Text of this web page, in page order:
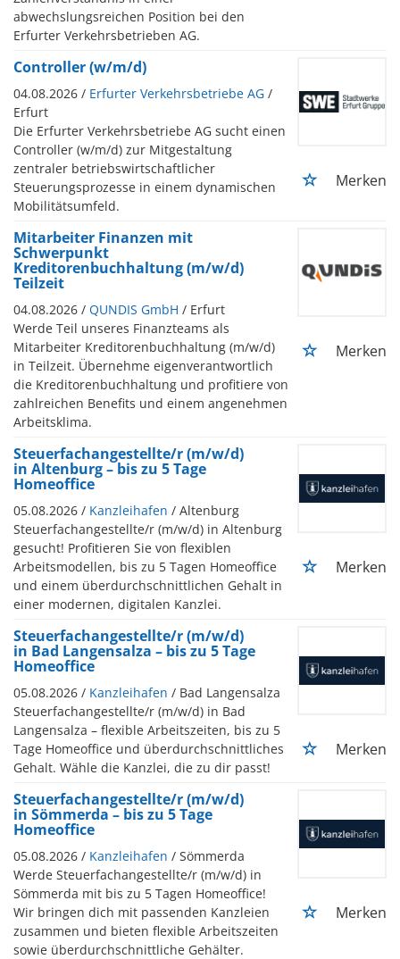
abwechslungsreichen Position bei den
Erfurter Verkehrsbetrieben AG.
Controller (w/m/d)
04.08.2026 / Erfurter Verkehrsbetriebe AG /
Erfurt
Die Erfurter Verkehrsbetriebe AG sucht einen
Controller (w/m/d) zur Mitgestaltung
zentraler betriebswirtschaftlicher
Steuerungsprozesse in einem dynamischen
Mobilitätsumfeld.
Merken
Mitarbeiter Finanzen mit
Schwerpunkt
Kreditorenbuchhaltung (m/w/d)
Teilzeit
04.08.2026 / QUNDIS GmbH / Erfurt
Werde Teil unseres Finanzteams als
Mitarbeiter Kreditorenbuchhaltung (m/w/d)
in Teilzeit. Übernehme eigenverantwortlich
die Kreditorenbuchhaltung und profitiere von
zahlreichen Benefits und einem angenehmen
Arbeitsklima.
Merken
Steuerfachangestellte/r (m/w/d)
in Altenburg – bis zu 5 Tage
Homeoffice
05.08.2026 / Kanzleihafen / Altenburg
Steuerfachangestellte/r (m/w/d) in Altenburg
gesucht! Profitieren Sie von flexiblen
Arbeitsmodellen, bis zu 5 Tagen Homeoffice
und einem überdurchschnittlichen Gehalt in
einer modernen, digitalen Kanzlei.
Merken
Steuerfachangestellte/r (m/w/d)
in Bad Langensalza – bis zu 5 Tage
Homeoffice
05.08.2026 / Kanzleihafen / Bad Langensalza
Steuerfachangestellte/r (m/w/d) in Bad
Langensalza – flexible Arbeitszeiten, bis zu 5
Tage Homeoffice und überdurchschnittliches
Gehalt. Wähle die Kanzlei, die zu dir passt!
Merken
Steuerfachangestellte/r (m/w/d)
in Sömmerda – bis zu 5 Tage
Homeoffice
05.08.2026 / Kanzleihafen / Sömmerda
Werde Steuerfachangestellte/r (m/w/d) in
Sömmerda mit bis zu 5 Tagen Homeoffice!
Wir bringen dich mit passenden Kanzleien
zusammen und bieten flexible Arbeitszeiten
sowie überdurchschnittliche Gehälter.
Merken